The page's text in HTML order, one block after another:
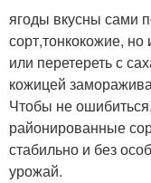
ягоды вкусны сами
сорт,тонкокожие,
или перетереть с
кожицей
Чтобы не
районированные
стабильно и без
урожай.